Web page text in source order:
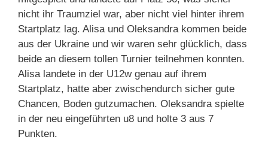
nicht ihr Traumziel war, aber nicht viel hinter ihrem
Startplatz lag. Alisa und Oleksandra kommen beide
aus der Ukraine und wir waren sehr glücklich, dass
beide an diesem tollen Turnier teilnehmen konnten.
Alisa landete in der U12w genau auf ihrem
Startplatz, hatte aber zwischendurch sicher gute
Chancen, Boden gutzumachen. Oleksandra spielte
in der neu eingeführten u8 und holte 3 aus 7
Punkten.